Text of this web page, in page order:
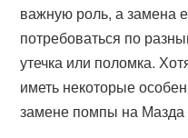
важную роль, а замена
потребоваться по
утечка или поломка.
иметь некоторые
замене помпы на